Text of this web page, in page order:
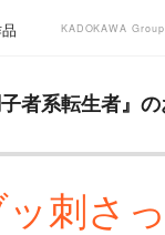
KADOKAWA Group
者系転生者』
刺さ